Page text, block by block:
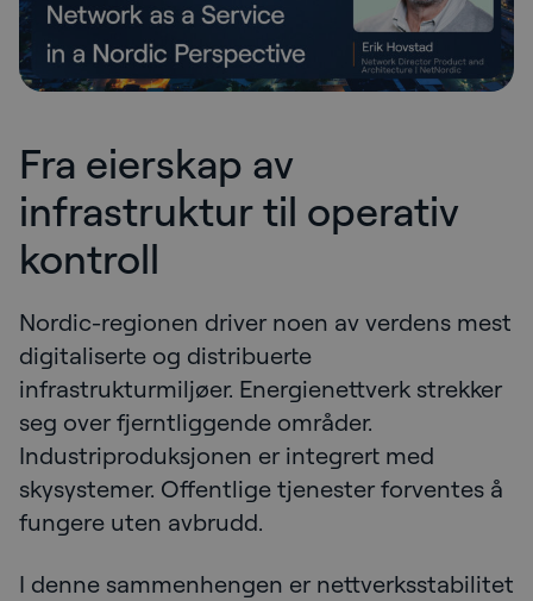
Fra eierskap av
infrastruktur til operativ
kontroll
Nordic-regionen driver noen av verdens mest
digitaliserte og distribuerte
infrastrukturmiljøer. Energienettverk strekker
seg over fjerntliggende områder.
Industriproduksjonen er integrert med
skysystemer. Offentlige tjenester forventes å
fungere uten avbrudd.
I denne sammenhengen er nettverksstabilitet